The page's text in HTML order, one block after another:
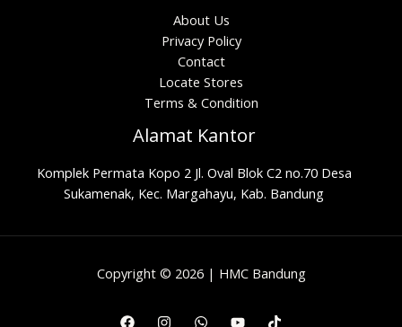
About Us
Privacy Policy
Contact
Locate Stores
Terms & Condition
Alamat Kantor
Komplek Permata Kopo 2 Jl. Oval Blok C2 no.70 Desa
Sukamenak, Kec. Margahayu, Kab. Bandung
Copyright © 2026 | HMC Bandung